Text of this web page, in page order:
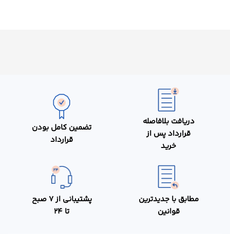
دریافت بلافاصله
قرارداد پس از
خرید
تضمین کامل بودن
قرارداد
مطابق با جدیدترین
قوانین
پشتیبانی از 7 صبح
تا 24